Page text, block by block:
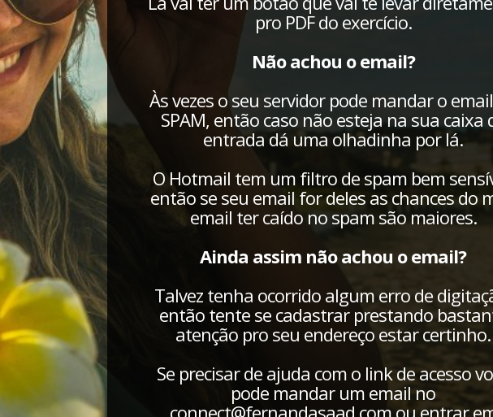
pro PDF do exercício.
Não achou o email?
Às vezes o seu servidor pode mandar o
SPAM, então caso não esteja na sua caixa
entrada dá uma olhadinha por lá.
O Hotmail tem um filtro de spam bem
então se seu email for deles as chances do
email ter caído no spam são maiores.
Ainda assim não achou o email?
Talvez tenha ocorrido algum erro de
então tente se cadastrar prestando
atenção pro seu endereço estar certinho.
Se precisar de ajuda com o link de acesso
pode mandar um email no
connect@fernandasaad.com ou entrar